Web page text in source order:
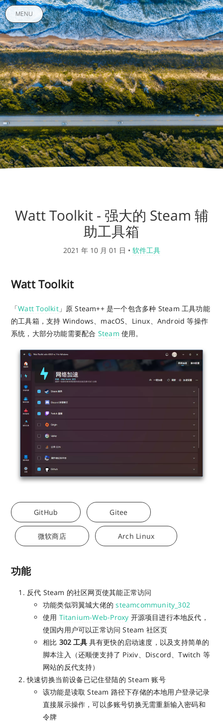
MENU
Watt Toolkit - 强大的 Steam 辅
助工具箱
2021 年 10 月 01 日 • 软件工具
Watt Toolkit
「Watt Toolkit」原 Steam++ 是一个包含多种 Steam 工具功能
的工具箱，支持 Windows、macOS、Linux、Android 等操作
系统，大部分功能需要配合 Steam 使用。
GitHub Gitee
微软商店 Arch Linux
功能
反代 Steam 的社区网页使其能正常访问
功能类似羽翼城大佬的steamcommunity_302
使用 Titanium-Web-Proxy 开源项目进行本地反代，
使国内用户可以正常访问 Steam 社区页
相比 302 工具具有更快的启动速度，以及支持简单的
脚本注入（还顺便支持了 Pixiv、Discord、Twitch 等
网站的反代支持）
快速切换当前设备已记住登陆的 Steam 账号
该功能是读取 Steam 路径下存储的本地用户登录记录
直接展示操作，可以多账号切换无需重新输入密码和
令牌